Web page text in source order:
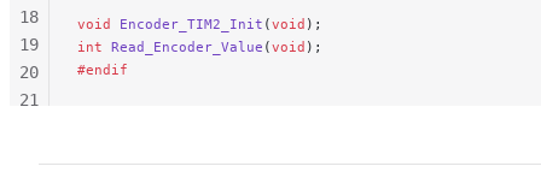
void Encoder_TIM2_Init (void );
int Read_Encoder_Value (void );
#endif
18
19
20
21